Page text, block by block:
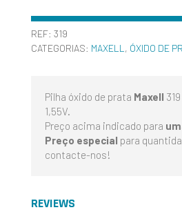
REF: 319
CATEGORIAS: MAXELL , ÓXIDO DE
Pilha óxido de prata Maxell
1,55V.
Preço acima indicado para
Preço especial para
contacte-nos!
REVIEWS